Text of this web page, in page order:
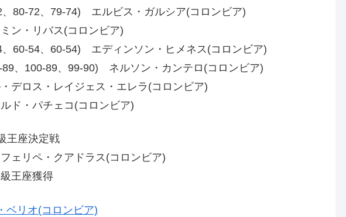
80-72、79-74) エルビス・ガルシア(コロンビア)
・リバス(コロンビア)
60-54、60-54) エディンソン・ヒメネス(コロンビア)
、100-89、99-90) ネルソン・カンテロ(コロンビア)
ロス・レイジェス・エレラ(コロンビア)
・パチェコ(コロンビア)
王座決定戦
リペ・クアドラス(コロンビア)
王座獲得
ベリオ(コロンビア)